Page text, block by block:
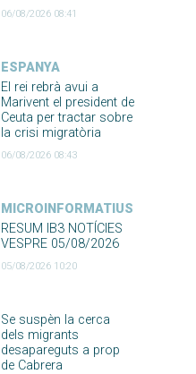
06/08/2026 08:41
ESPANYA
El rei rebrà avui a
Marivent el president de
Ceuta per tractar sobre
la crisi migratòria
06/08/2026 08:43
MICROINFORMATIUS
RESUM IB3 NOTÍCIES
VESPRE 05/08/2026
05/08/2026 10:20
Se suspèn la cerca
dels migrants
desapareguts a prop
de Cabrera